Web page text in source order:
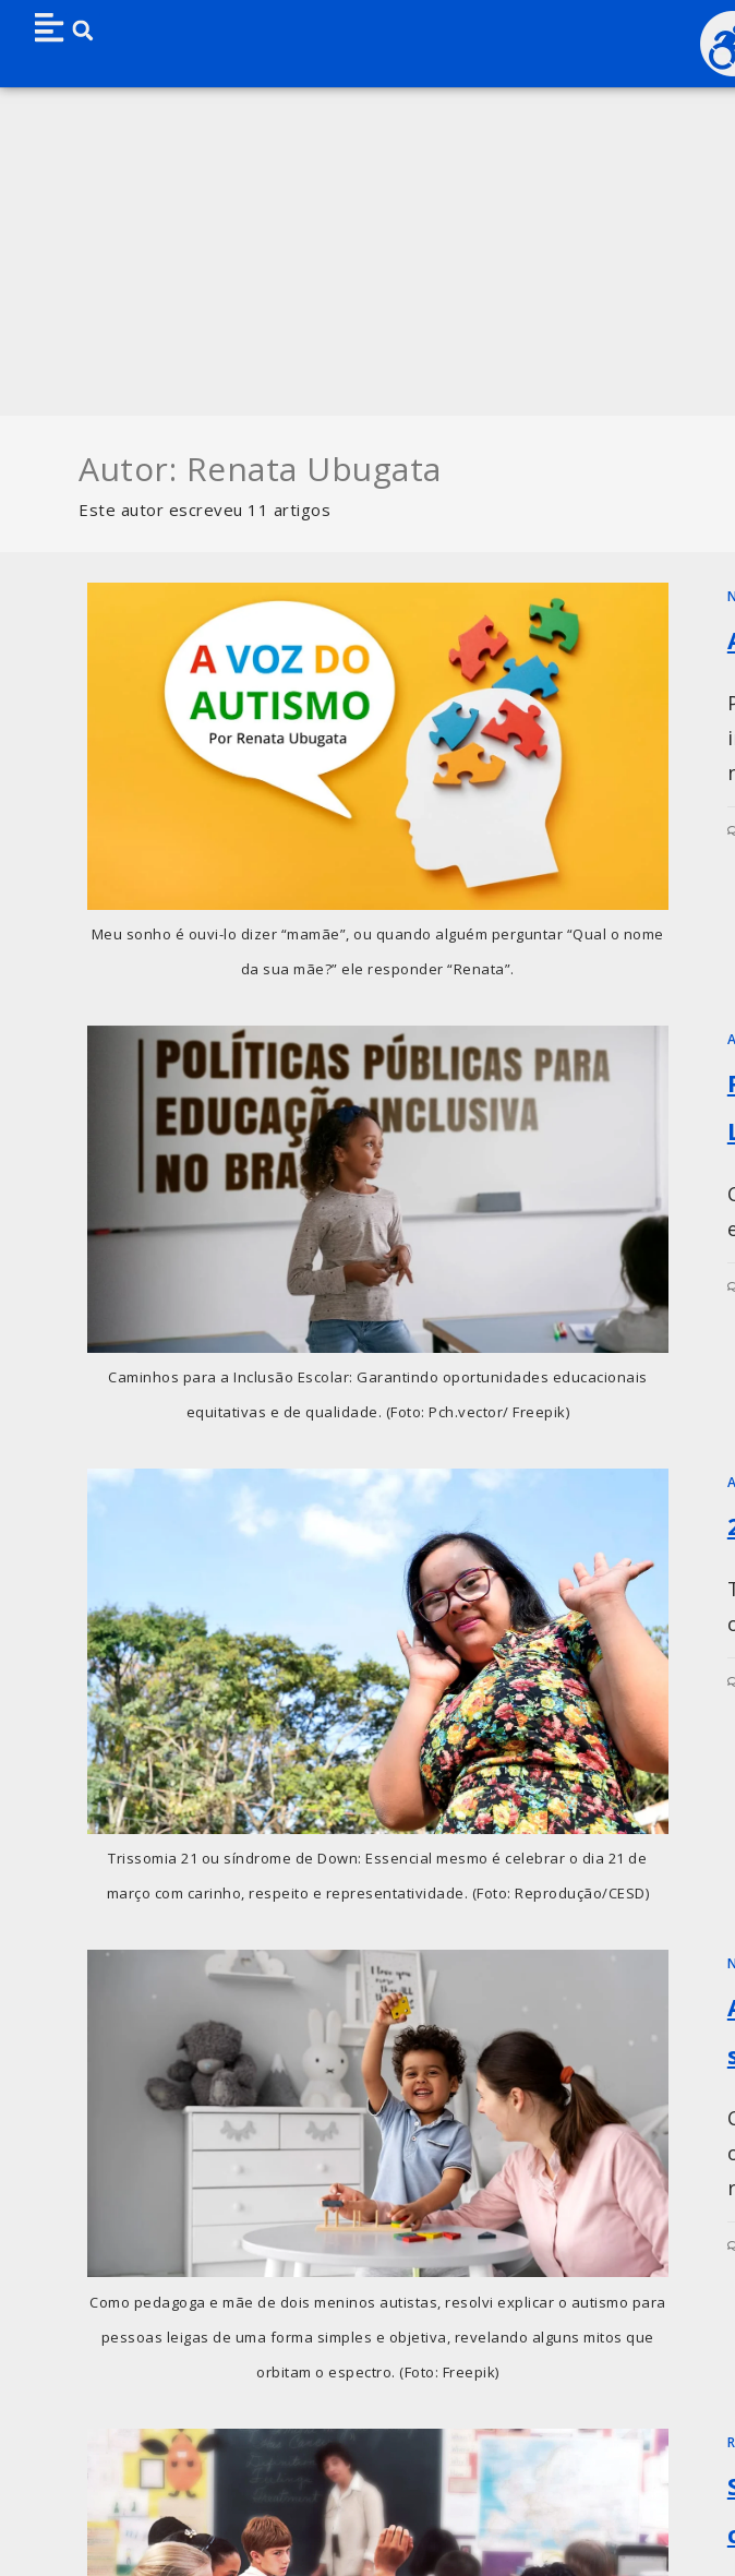
Autor: Renata Ubugata
Este autor escreveu 11 artigos
Meu sonho é ouvi-lo dizer “mamãe”, ou quando alguém perguntar “Qual o nome
da sua mãe?” ele responder “Renata”.
Caminhos para a Inclusão Escolar: Garantindo oportunidades educacionais
equitativas e de qualidade. (Foto: Pch.vector/ Freepik)
Trissomia 21 ou síndrome de Down: Essencial mesmo é celebrar o dia 21 de
março com carinho, respeito e representatividade. (Foto: Reprodução/CESD)
Como pedagoga e mãe de dois meninos autistas, resolvi explicar o autismo para
pessoas leigas de uma forma simples e objetiva, revelando alguns mitos que
orbitam o espectro. (Foto: Freepik)